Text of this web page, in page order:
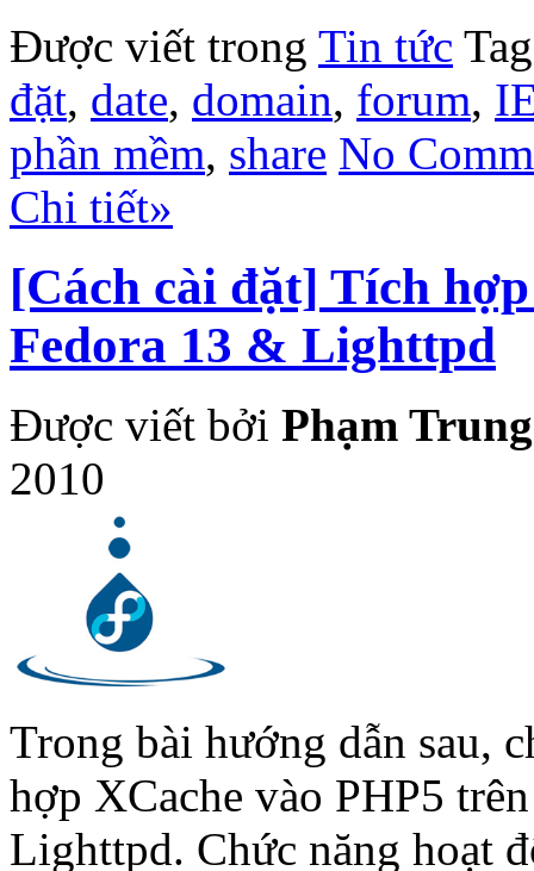
Được viết trong Tin tức
đặt, date, domain, forum,
phần mềm, share No
Chi tiết»
[Cách cài đặt] Tích
Fedora 13 & Lighttpd
Được viết bởi Phạm
2010
Trong bài hướng dẫn sau,
hợp XCache vào PHP5
Lighttpd. Chức năng hoạt